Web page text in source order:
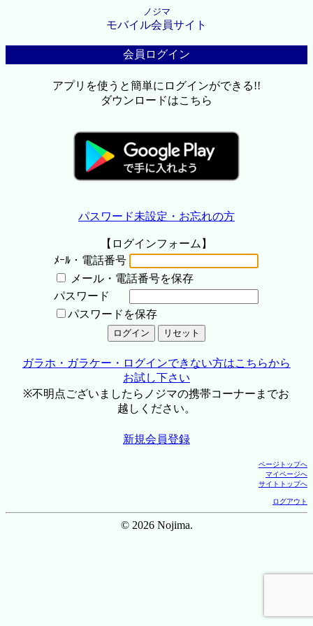
ノジマ
モバイル会員サイト
会員ログイン
アプリを使うと簡単にログインができる!!
ダウンロードはこちら
パスワード未設定・お忘れの方
【ログインフォーム】
ﾒｰﾙ・電話番号
メール・電話番号を保存
パスワード
パスワードを保存
ガラホ・ガラケー・ログインできない方はこちらから
お試し下さい
※不明点ございましたらノジマの携帯コーナーまでお
越しください。
新規会員登録
ページトップへ
マイページへ
サイトトップへ
ログアウト
© 2026 Nojima.